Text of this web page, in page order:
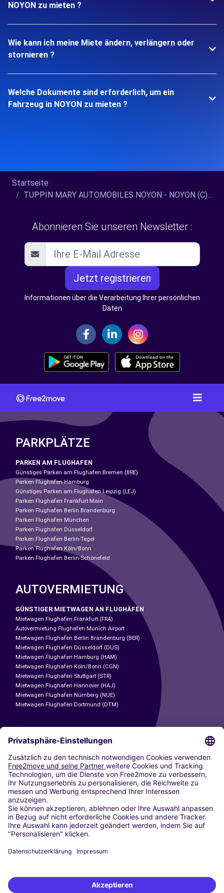
NOYON zu mieten ?
Wie kann ich meine Miete ändern, verlängern oder
stornieren ?
Welche Dokumente sind erforderlich, um ein
Fahrzeug in NOYON zu mieten ?
Startseite
TUPPIN MARY AUTOMOBILES NOYON - NOYON (C)...
Abonnieren Sie unseren Newsletter :
Jetzt registrieren
Informationen über die Verarbeitung Ihrer persönlichen
Daten
PARKPLÄTZE
PARKEN AM FLUGHAFEN
Günstiges Parken am Flughafen Bremen (BRE)
Parken Flughafen Hamburg
Günstiges Parken am Flughafen Leipzig (LEJ)
Parken Flughafen Frankfurt Main
Parken Flughafen Berlin Brandenburg
Parken Flughafen München
Parken Flughafen Düsseldorf
Parken Flughafen Berlin-Tegel
Parken Flughafen Köln/Bonn
Parken Flughafen Berlin-Schönefeld
AUTOVERMIETUNG
GÜNSTIGER MIETWAGEN AN FLUGHÄFEN
Mietwagen Flughafen Frankfurt (FRA)
Autovermietung Flughafen Munich Airport
Mietwagen Flughafen Berlin Brandenburg (BER)
Mietwagen Flughafen Düsseldorf (DUS)
Mietwagen Flughafen Hamburg (HAM)
Mietwagen Flughafen Köln/Bonn (CGN)
Mietwagen Flughafen Stuttgart (STR)
Mietwagen Flughafen Hannover (HAJ)
Mietwagen Flughafen Nürnberg (NUE)
Mietwagen Flughafen Dortmund (DTM)
CARSHARING
UNSERE STÄDTE
Paris
Madrid
Washington DC
Mailand
Rom
Turin
Wien
Berlin
Düsseldorf